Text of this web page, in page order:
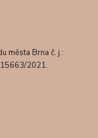
města Brna č. j.:
2021.